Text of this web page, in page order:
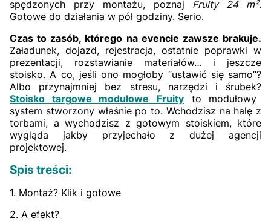
spędzonych przy montażu, poznaj Fruity 24 m².
Gotowe do działania w pół godziny. Serio.
Czas to zasób, którego na evencie zawsze brakuje.
Załadunek, dojazd, rejestracja, ostatnie poprawki w
prezentacji, rozstawianie materiałów… i jeszcze
stoisko. A co, jeśli ono mogłoby “ustawić się samo”?
Albo przynajmniej bez stresu, narzędzi i śrubek?
Stoisko targowe modułowe
Fruity to modułowy
system stworzony właśnie po to. Wchodzisz na halę z
torbami, a wychodzisz z gotowym stoiskiem, które
wygląda jakby przyjechało z dużej agencji
projektowej.
Spis treści:
1. Montaż? Klik i gotowe
2. A efekt?